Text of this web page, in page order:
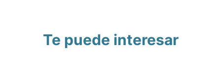
Te puede interesar